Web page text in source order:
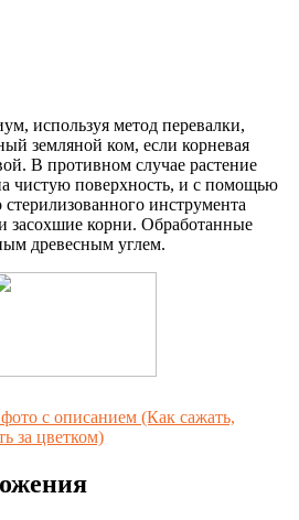
используя метод перевалки,
земляной ком, если корневая
В противном случае растение
чистую поверхность, и с помощью
стерилизованного инструмента
засохшие корни. Обработанные
древесным углем.
с описанием (Как сажать,
за цветком)